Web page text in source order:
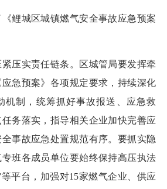
城区城镇燃气安全事故应急预案
实责任链条。区城管局要发挥牵
急预案》各项规定要求，持续深化
机制，统筹抓好事故报送、应急救
务落实，指导相关企业加快完善应
事故应急处置规范有序。要抓实隐
班各成员单位要始终保持高压执法
平台，加强对15家燃气企业、供应